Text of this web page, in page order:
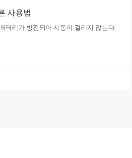
사용법
터리가 방전되어 시동이 걸리지 않는다